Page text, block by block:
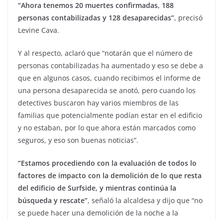
“Ahora tenemos 20 muertes confirmadas, 188
personas contabilizadas y 128 desaparecidas”, precisó
Levine Cava.
Y al respecto, aclaró que “notarán que el número de
personas contabilizadas ha aumentado y eso se debe a
que en algunos casos, cuando recibimos el informe de
una persona desaparecida se anotó, pero cuando los
detectives buscaron hay varios miembros de las
familias que potencialmente podían estar en el edificio
y no estaban, por lo que ahora están marcados como
seguros, y eso son buenas noticias”.
“Estamos procediendo con la evaluación de todos lo
factores de impacto con la demolición de lo que resta
del edificio de Surfside, y mientras continúa la
búsqueda y rescate”, señaló la alcaldesa y dijo que “no
se puede hacer una demolición de la noche a la